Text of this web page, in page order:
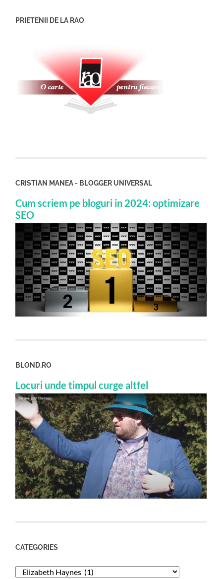
PRIETENII DE LA RAO
CRISTIAN MANEA - BLOGGER UNIVERSAL
Cum scriem pe bloguri in 2024: optimizare
SEO
BLOND.RO
Locuri unde timpul curge altfel
CATEGORIES
Categories